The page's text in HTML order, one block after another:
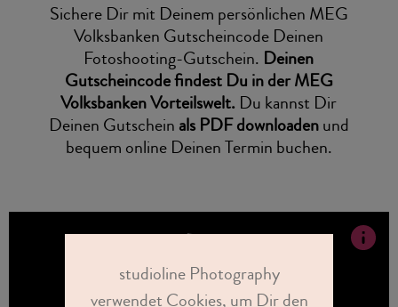
Sichere Dir mit Deinem persönlichen MEG
Volksbanken Gutscheincode Deinen
Fotoshooting-Gutschein. Deinen
Gutscheincode findest Du in der MEG
Volksbanken Vorteilswelt. Du kannst Dir
Deinen Gutschein als PDF downloadenund
bequem online Deinen Termin buchen.
studioline Photography
verwendet Cookies, um Dir den